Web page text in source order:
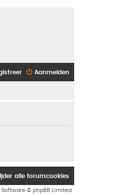
Aanmelden
alle forumcookies
Software © phpBB Limited